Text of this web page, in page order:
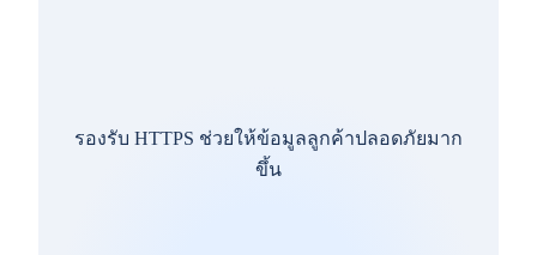
รองรับ HTTPS ช่วยให้ข้อมูลลูกค้าปลอดภัยมาก
ขึ้น